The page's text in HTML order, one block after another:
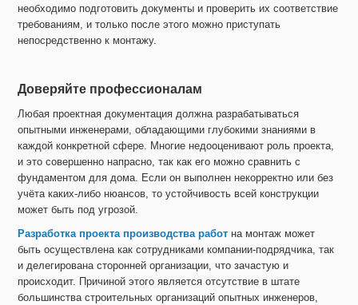
необходимо подготовить документы и проверить их соответствие
требованиям, и только после этого можно приступать
непосредственно к монтажу.
Доверяйте профессионалам
Любая проектная документация должна разрабатываться
опытными инженерами, обладающими глубокими знаниями в
каждой конкретной сфере. Многие недооценивают роль проекта,
и это совершенно напрасно, так как его можно сравнить с
фундаментом для дома. Если он выполнен некорректно или без
учёта каких-либо нюансов, то устойчивость всей конструкции
может быть под угрозой.
Разработка проекта производства работ на монтаж может
быть осуществлена как сотрудниками компании-подрядчика, так
и делегирована сторонней организации, что зачастую и
происходит. Причиной этого является отсутствие в штате
большинства строительных организаций опытных инженеров,